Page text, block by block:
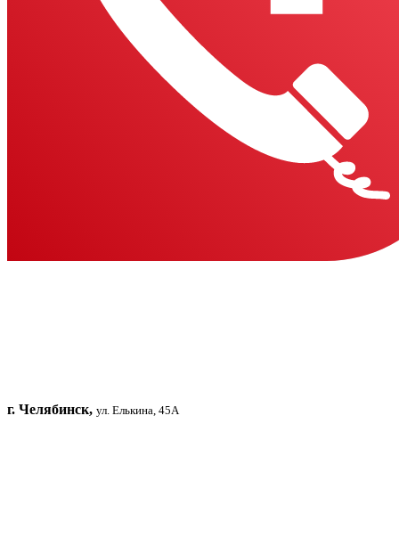
г. Челябинск, ул. Елькина, 45А